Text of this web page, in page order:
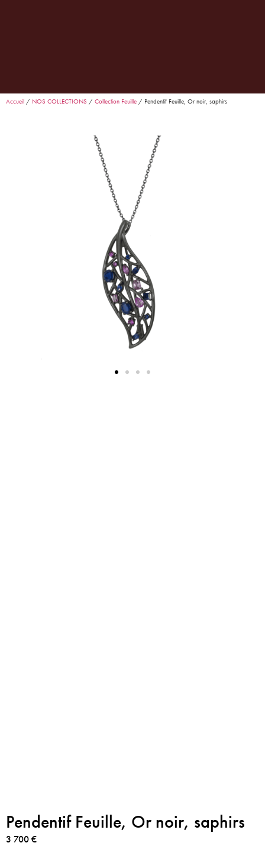
Accueil / NOS COLLECTIONS / Collection Feuille / Pendentif Feuille, Or noir, saphirs
Pendentif Feuille, Or noir, saphirs
3 700€